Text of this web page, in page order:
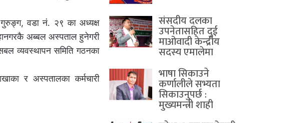
गुरुङ्ग, वडा नं. २९ का अध्यक्ष
अब्बल अस्पताल हुनेगरी
व्यवस्थापन समिति गठनका
र अस्पतालका कर्मचारी
संसदीय दलका
उपनेतासहित दुई
माओवादी केन्द्रीय
सदस्य एमालेमा
भाषा सिकाउने
कर्णालीले सभ्यता
सिकाउनुपर्छ :
मुख्यमन्त्री शाही